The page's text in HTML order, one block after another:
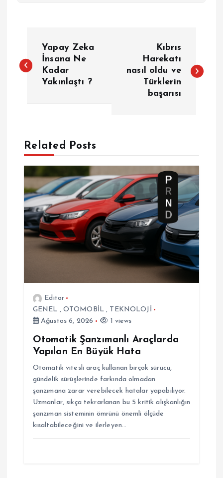
a
g
e
z
n
e
Yapay Zeka
İnsana Ne
Kadar
Yakınlaştı ?
Kıbrıs
Harekatı
nasıl oldu ve
Türklerin
başarısı
Related Posts
Editor
GENEL , OTOMOBİL , TEKNOLOJİ
Ağustos 6, 2026
1 views
Otomatik Şanzımanlı Araçlarda
Yapılan En Büyük Hata
Otomatik vitesli araç kullanan birçok sürücü,
gündelik sürüşlerinde farkında olmadan
şanzımana zarar verebilecek hatalar yapabiliyor.
Uzmanlar, sıkça tekrarlanan bu 5 kritik alışkanlığın
şanzıman sisteminin ömrünü önemli ölçüde
kısaltabileceğini ve ilerleyen…